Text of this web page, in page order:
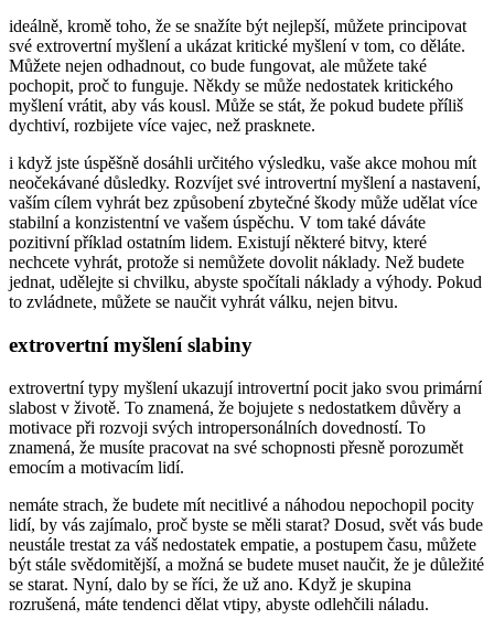
ideálně, kromě toho, že se snažíte být nejlepší, můžete principovat
své extrovertní myšlení a ukázat kritické myšlení v tom, co děláte.
Můžete nejen odhadnout, co bude fungovat, ale můžete také
pochopit, proč to funguje. Někdy se může nedostatek kritického
myšlení vrátit, aby vás kousl. Může se stát, že pokud budete příliš
dychtiví, rozbijete více vajec, než prasknete.
i když jste úspěšně dosáhli určitého výsledku, vaše akce mohou mít
neočekávané důsledky. Rozvíjet své introvertní myšlení a nastavení,
vaším cílem vyhrát bez způsobení zbytečné škody může udělat více
stabilní a konzistentní ve vašem úspěchu. V tom také dáváte
pozitivní příklad ostatním lidem. Existují některé bitvy, které
nechcete vyhrát, protože si nemůžete dovolit náklady. Než budete
jednat, udělejte si chvilku, abyste spočítali náklady a výhody. Pokud
to zvládnete, můžete se naučit vyhrát válku, nejen bitvu.
extrovertní myšlení slabiny
extrovertní typy myšlení ukazují introvertní pocit jako svou primární
slabost v životě. To znamená, že bojujete s nedostatkem důvěry a
motivace při rozvoji svých intropersonálních dovedností. To
znamená, že musíte pracovat na své schopnosti přesně porozumět
emocím a motivacím lidí.
nemáte strach, že budete mít necitlivé a náhodou nepochopil pocity
lidí, by vás zajímalo, proč byste se měli starat? Dosud, svět vás bude
neustále trestat za váš nedostatek empatie, a postupem času, můžete
být stále svědomitější, a možná se budete muset naučit, že je důležité
se starat. Nyní, dalo by se říci, že už ano. Když je skupina
rozrušená, máte tendenci dělat vtipy, abyste odlehčili náladu.